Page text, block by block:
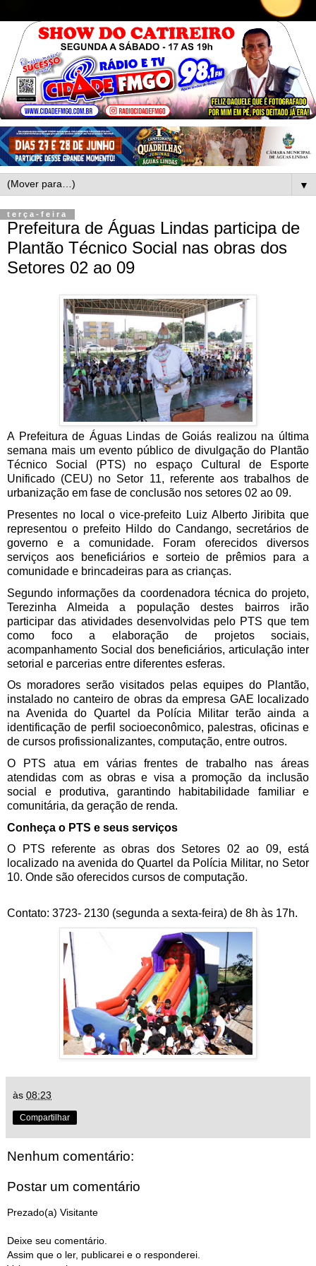
▼
terça-feira
Prefeitura de Águas Lindas participa de
Plantão Técnico Social nas obras dos
Setores 02 ao 09
A Prefeitura de Águas Lindas de Goiás realizou na última
semana mais um evento público de divulgação do Plantão
Técnico Social (PTS) no espaço Cultural de Esporte
Unificado (CEU) no Setor 11, referente aos trabalhos de
urbanização em fase de conclusão nos setores 02 ao 09.
Presentes no local o vice-prefeito Luiz Alberto Jiribita que
representou o prefeito Hildo do Candango, secretários de
governo e a comunidade. Foram oferecidos diversos
serviços aos beneficiários e sorteio de prêmios para a
comunidade e brincadeiras para as crianças.
Segundo informações da coordenadora técnica do projeto,
Terezinha Almeida a população destes bairros irão
participar das atividades desenvolvidas pelo PTS que tem
como foco a elaboração de projetos sociais,
acompanhamento Social dos beneficiários, articulação inter
setorial e parcerias entre diferentes esferas.
Os moradores serão visitados pelas equipes do Plantão,
instalado no canteiro de obras da empresa GAE localizado
na Avenida do Quartel da Polícia Militar terão ainda a
identificação de perfil socioeconômico, palestras, oficinas e
de cursos profissionalizantes, computação, entre outros.
O PTS atua em várias frentes de trabalho nas áreas
atendidas com as obras e visa a promoção da inclusão
social e produtiva, garantindo habitabilidade familiar e
comunitária, da geração de renda.
Conheça o PTS e seus serviços
O PTS referente as obras dos Setores 02 ao 09, está
localizado na avenida do Quartel da Polícia Militar, no Setor
10. Onde são oferecidos cursos de computação.
Contato: 3723- 2130 (segunda a sexta-feira) de 8h às 17h.
às 08:23
Compartilhar
Nenhum comentário:
Postar um comentário
Prezado(a) Visitante
Deixe seu comentário.
Assim que o ler, publicarei e o responderei.